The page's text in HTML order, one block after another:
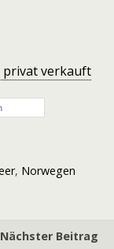
privat verkauft
, Norwegen
Nächster Beitrag